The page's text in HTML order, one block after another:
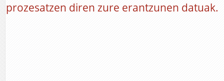
prozesatzen diren zure erantzunen datuak.